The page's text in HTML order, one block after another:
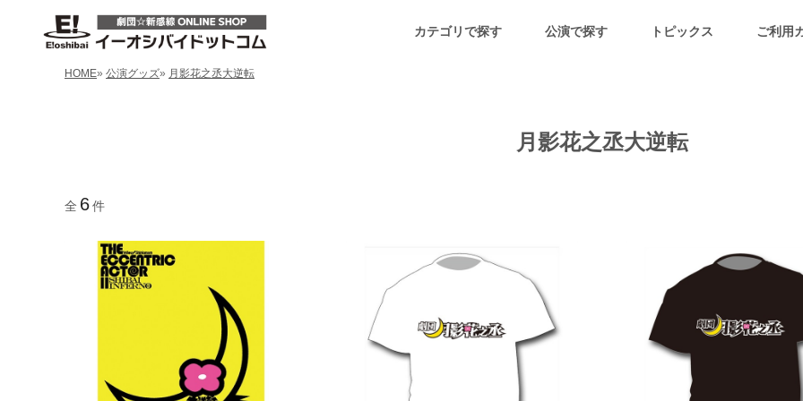
カテゴリで探す 公演で探す トピックス ご利用
HOME» 公演グッズ» 月影花之丞大逆転
月影花之丞大逆転
全 6件